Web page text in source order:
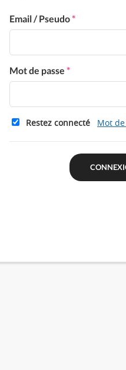
Email / Pseudo*
Mot de passe *
Restez connecté Mot